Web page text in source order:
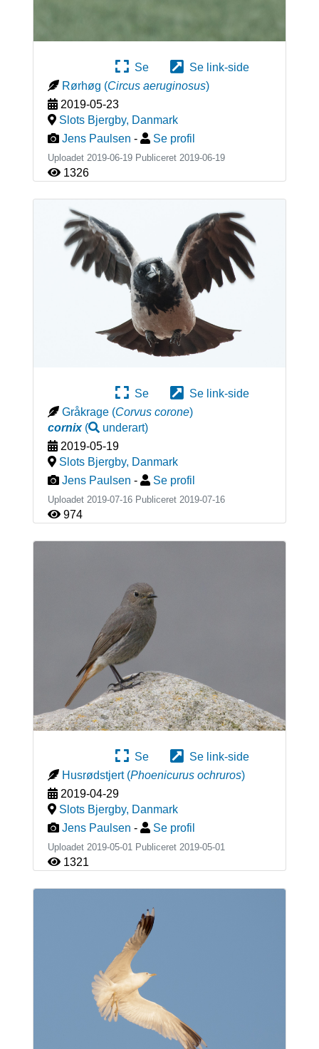
Se
Se link-side
Rørhøg (Circus aeruginosus)
2019-05-23
Slots Bjergby, Danmark
Jens Paulsen - Se profil
Uploadet 2019-06-19 Publiceret 2019-06-19
1326
Se
Se link-side
Gråkrage (Corvus corone)
cornix( underart)
2019-05-19
Slots Bjergby, Danmark
Jens Paulsen - Se profil
Uploadet 2019-07-16 Publiceret 2019-07-16
974
Se
Se link-side
Husrødstjert (Phoenicurus ochruros)
2019-04-29
Slots Bjergby, Danmark
Jens Paulsen - Se profil
Uploadet 2019-05-01 Publiceret 2019-05-01
1321